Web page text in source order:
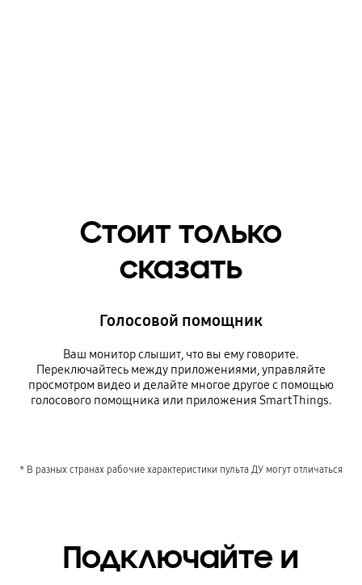
Стоит только
сказать
Голосовой помощник
Ваш монитор слышит, что вы ему говорите.
Переключайтесь между приложениями, управляйте
просмотром видео и делайте многое другое с помощью
голосового помощника или приложения SmartThings.
* В разных странах рабочие характеристики пульта ДУ могут отличаться
Подключайте и